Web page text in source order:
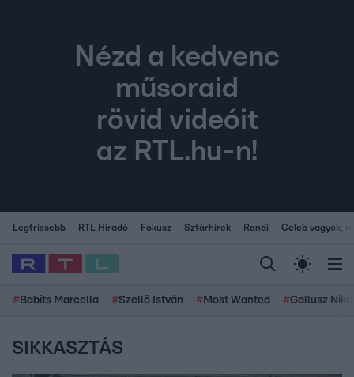
Nézd a kedvenc
műsoraid
rövid videóit
az RTL.hu-n!
Legfrissebb RTL Híradó Fókusz Sztárhírek Randi Celeb vagyok,
# Babits Marcella #Szellő István # Most Wanted #Gallusz
SIKKASZTÁS